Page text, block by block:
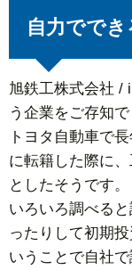
自力ででき
旭鉄工株式会社
う企業をご存知
トヨタ自動車で
に転籍した際に
としたそうです。
いろいろ調べる
ったりして初期
いうことで自社